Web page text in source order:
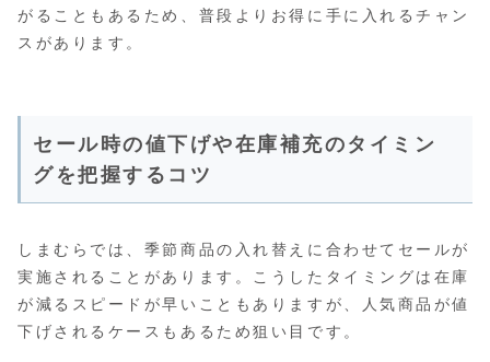
がることもあるため、普段よりお得に手に入れるチャン
スがあります。
セール時の値下げや在庫補充のタイミン
グを把握するコツ
しまむらでは、季節商品の入れ替えに合わせてセールが
実施されることがあります。こうしたタイミングは在庫
が減るスピードが早いこともありますが、人気商品が値
下げされるケースもあるため狙い目です。